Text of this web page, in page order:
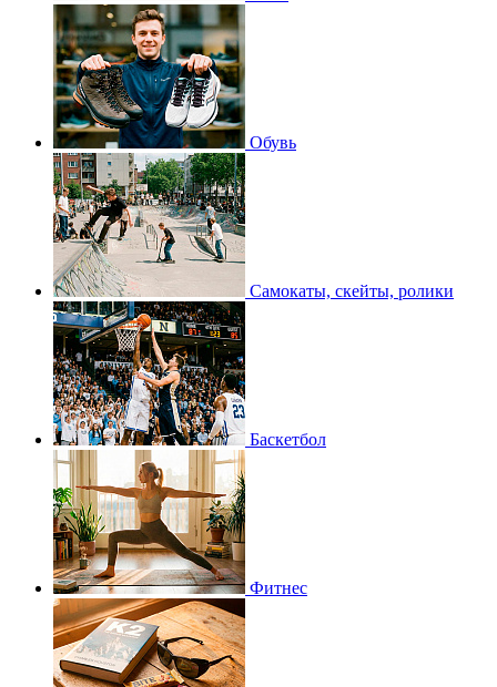
Обувь
Самокаты, скейты, ролики
Баскетбол
Фитнес